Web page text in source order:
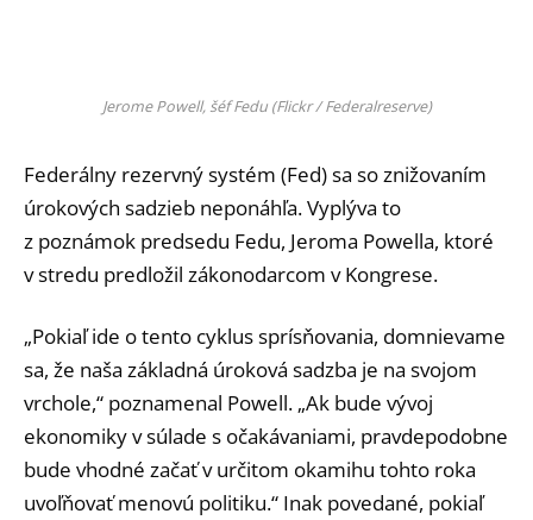
Jerome Powell, šéf Fedu (Flickr / Federalreserve)
Federálny rezervný systém (Fed) sa so znižovaním
úrokových sadzieb neponáhľa. Vyplýva to
z poznámok predsedu Fedu, Jeroma Powella, ktoré
v stredu predložil zákonodarcom v Kongrese.
„Pokiaľ ide o tento cyklus sprísňovania, domnievame
sa, že naša základná úroková sadzba je na svojom
vrchole,“ poznamenal Powell. „Ak bude vývoj
ekonomiky v súlade s očakávaniami, pravdepodobne
bude vhodné začať v určitom okamihu tohto roka
uvoľňovať menovú politiku.“ Inak povedané, pokiaľ